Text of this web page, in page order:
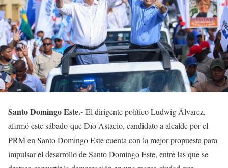
Santo Domingo Este.- El dirigente político Ludwig Álvarez,
afirmó este sábado que Dío Astacio, candidato a alcalde por el
PRM en Santo Domingo Este cuenta con la mejor propuesta para
impulsar el desarrollo de Santo Domingo Este, entre las que se